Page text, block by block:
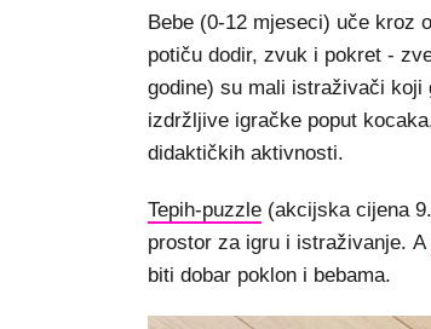
Bebe (0-12 mjeseci) uče kroz
potiču dodir, zvuk i pokret -
godine) su mali istraživači koji
izdržljive igračke poput
didaktičkih aktivnosti.
Tepih-puzzle (akcijska cijena
prostor za igru i istraživanje. A
biti dobar poklon i bebama.